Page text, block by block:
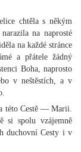
chtěla s někým
na naprosté
na každé stránce
a přátele žádný
Boha, naprosto
v neštěstích, a v
této Cestě — Marii.
si spolu vzájemně
duchovní Cesty i v